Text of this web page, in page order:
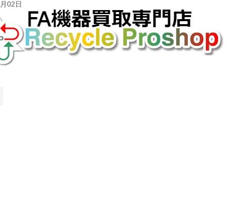
02日